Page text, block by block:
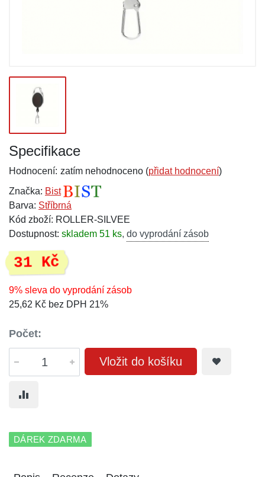
Specifikace
Hodnocení: zatím nehodnoceno (přidat hodnocení)
Značka: Bist
Barva: Stříbrná
Kód zboží: ROLLER-SILVEE
Dostupnost: skladem 51 ks, do vyprodání zásob
31 Kč
9% sleva do vyprodání zásob
25,62 Kč bez DPH 21%
Počet:
Vložit do košíku
DÁREK ZDARMA